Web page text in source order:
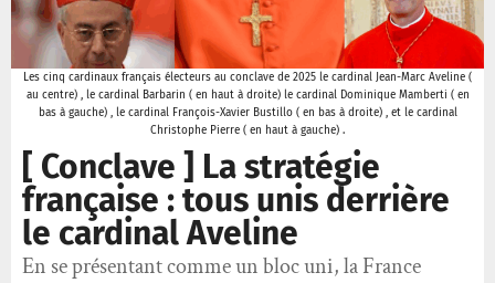
Les cinq cardinaux français électeurs au conclave de 2025 le cardinal Jean-Marc Aveline (
au centre) , le cardinal Barbarin ( en haut à droite) le cardinal Dominique Mamberti ( en
bas à gauche) , le cardinal François-Xavier Bustillo ( en bas à droite) , et le cardinal
Christophe Pierre ( en haut à gauche) .
[ Conclave ] La stratégie
française : tous unis derrière
le cardinal Aveline
En se présentant comme un bloc uni, la France